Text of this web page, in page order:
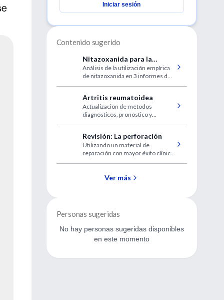
Iniciar sesión
Contenido sugerido
Nitazoxanida para la
diarrea persistente en
pediatría
Análisis de la utilización empírica
de nitazoxanida en 3 informes de
Artritis reumatoidea
Actualización de métodos
diagnósticos, pronóstico y
enfermedad modernos.
Revisión: La perforación
Utilizando un material de
reparación con mayor éxito clínico
qué se puede tratar y restaurar
Ver más
Personas sugeridas
No hay personas sugeridas disponibles
en este momento